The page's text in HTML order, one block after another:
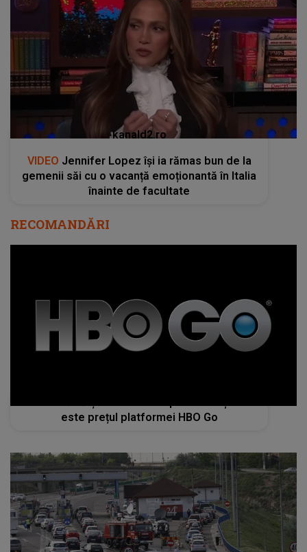
kanald2.ro
VIDEO Jennifer Lopez își ia rămas bun de la
gemenii săi cu o vacanță emoționantă în Italia
înainte de facultate
RECOMANDĂRI
este prețul platformei HBO Go